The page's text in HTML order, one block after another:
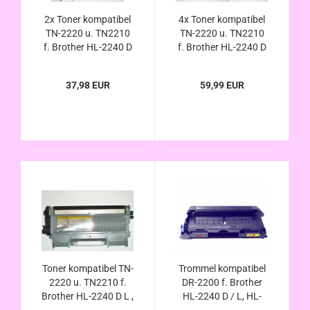
2x Toner kompatibel
TN-2220 u. TN2210
f. Brother HL-2240 D
2270 DW
37,98 EUR
4x Toner kompatibel
TN-2220 u. TN2210
f. Brother HL-2240 D
2270 DW
59,99 EUR
Toner kompatibel TN-
2220 u. TN2210 f.
Brother HL-2240 D L ,
Trommel kompatibel
DR-2200 f. Brother
HL-2240 D / L, HL-